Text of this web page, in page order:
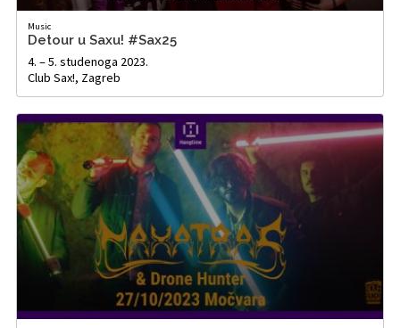
Music
Detour u Saxu! #Sax25
4. – 5. studenoga 2023.
Club Sax!, Zagreb